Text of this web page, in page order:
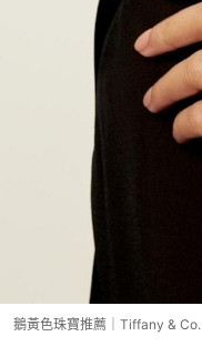
鵝黃色珠寶推薦｜Tiffany &